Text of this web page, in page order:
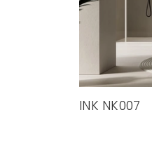
INK NK007